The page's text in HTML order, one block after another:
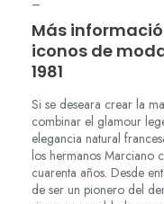
–
Más
iconos de
1981
Si se deseara crear la
combinar el glamour
elegancia natural
los hermanos Marciano
cuarenta años. Desde
de ser un pionero del